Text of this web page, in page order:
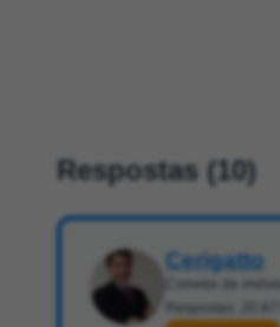
Respostas (10)
Cerigatto